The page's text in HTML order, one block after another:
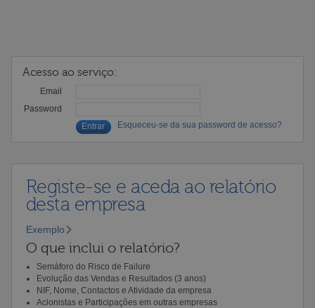
Acesso ao serviço:
Email
Password
Esqueceu-se da sua password de acesso?
Registe-se e aceda ao relatório
desta empresa
Exemplo
O que inclui o relatório?
Semáforo do Risco de Failure
Evolução das Vendas e Resultados (3 anos)
NIF, Nome, Contactos e Atividade da empresa
Acionistas e Participações em outras empresas